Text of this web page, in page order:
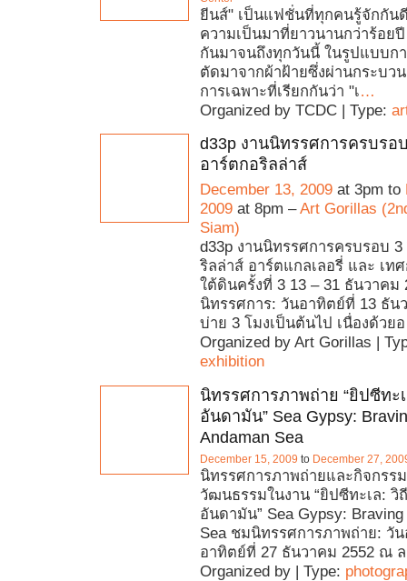
ยีนส์" เป็นแฟชั่นที่ทุกคนรู้จักกัน
ความเป็นมาที่ยาวนานกว่าร้อย
กันมาจนถึงทุกวันนี้ ในรูปแบบกา
ตัดมาจากผ้าฝ้ายซึ่งผ่านกระบว
การเฉพาะที่เรียกกันว่า "เ…
Organized by TCDC | Type:
d33p งานนิทรรศการครบรอ
อาร์ตกอริลล่าส์
December 13, 2009 at 3pm to
2009 at 8pm –Art Gorillas
Siam)
d33p งานนิทรรศการครบรอบ
ริลล่าส์ อาร์ตแกลเลอรี่ และ เท
ใต้ดินครั้งที่ 3 13 – 31 ธันวาคม
นิทรรศการ: วันอาทิตย์ที่ 13 ธัน
บ่าย 3 โมงเป็นต้นไป เนื่องด้วยอ
Organized by Art Gorillas |
exhibition
นิทรรศการภาพถ่าย “ยิปซีทะ
อันดามัน” Sea Gypsy:
Andaman Sea
December 15, 2009 to December 27,
นิทรรศการภาพถ่ายและกิจกรร
วัฒนธรรมในงาน “ยิปซีทะเล: วิ
อันดามัน” Sea Gypsy: Braving
Sea ชมนิทรรศการภาพถ่าย: วัน
อาทิตย์ที่ 27 ธันวาคม 2552 ณ
Organized by | Type: